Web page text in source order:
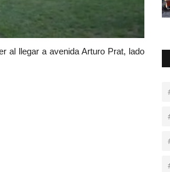
al llegar a avenida Arturo Prat, lado